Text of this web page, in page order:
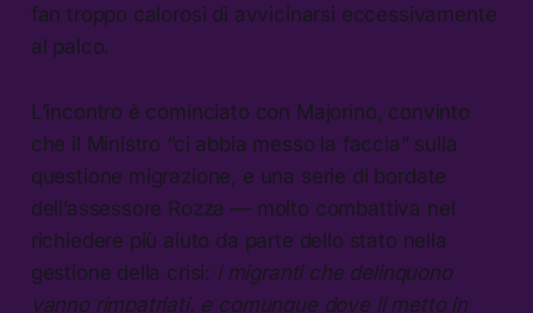
fan troppo calorosi di avvicinarsi eccessivamente
al palco.
L’incontro è cominciato con Majorino, convinto
che il Ministro “ci abbia messo la faccia” sulla
questione migrazione, e una serie di bordate
dell’assessore Rozza — molto combattiva nel
richiedere più aiuto da parte dello stato nella
gestione della crisi: i migranti che delinquono
vanno rimpatriati, e comunque dove li metto in